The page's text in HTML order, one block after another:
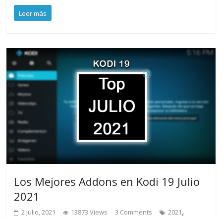
Leer más
Los Mejores Addons en Kodi 19 Julio
2021
2 julio, 2021 13873 Views 3 Comments 2021,